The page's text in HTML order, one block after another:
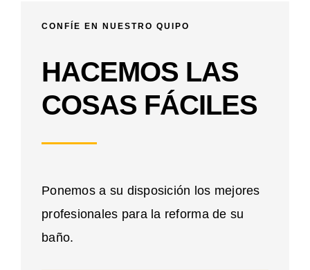
CONFÍE EN NUESTRO QUIPO
HACEMOS LAS
COSAS FÁCILES
Ponemos a su disposición los mejores
profesionales para la reforma de su
baño.